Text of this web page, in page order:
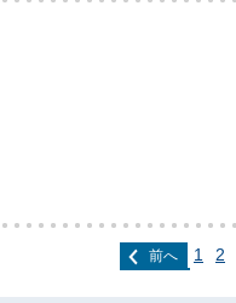
前へ 1 2